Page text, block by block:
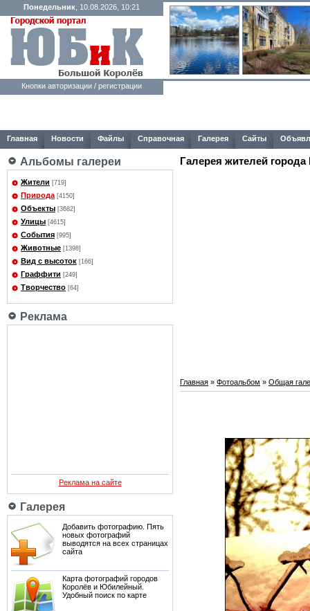
Понедельник , 10.08.2026, 10:21
Кнопки авторизации / регистрации
Главная Новости Файлы Справочная Галерея Сайты
Альбомы галереи
Жители [719]
Природа [4150]
Объекты [3682]
Улицы [4615]
События [995]
Животные [1398]
Вид с высоток [166]
Граффити [249]
Творчество [64]
Реклама
Реклама на сайте
Галерея
Добавить фотографию. Пять
новых фотографий
выводятся на всех страницах
сайта
Карта фотографий городов
Королёв и Юбилейный.
Удобный поиск по карте
Галерея жителей города
Главная » Фотоальбом » Общая